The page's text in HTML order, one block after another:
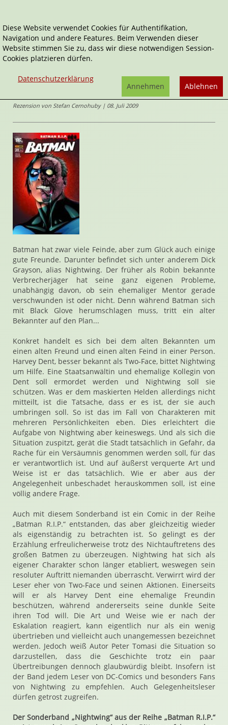
Home Comics Nightwing
Batman
Nightwing vonD. Kramer
Rezension von Stefan Cernohuby | 08. Juli 2009
Batman hat zwar viele Feinde, aber zum Glück auch einige
gute Freunde. Darunter befindet sich unter anderem Dick
Grayson, alias Nightwing. Der früher als Robin bekannte
Verbrecherjäger hat seine ganz eigenen Probleme,
unabhängig davon, ob sein ehemaliger Mentor gerade
verschwunden ist oder nicht. Denn während Batman sich
mit Black Glove herumschlagen muss, tritt ein alter
Bekannter auf den Plan...
Konkret handelt es sich bei dem alten Bekannten um
einen alten Freund und einen alten Feind in einer Person.
Harvey Dent, besser bekannt als Two-Face, bittet Nightwing
um Hilfe. Eine Staatsanwältin und ehemalige Kollegin von
Dent soll ermordet werden und Nightwing soll sie
schützen. Was er dem maskierten Helden allerdings nicht
mitteilt, ist die Tatsache, dass er es ist, der sie auch
umbringen soll. So ist das im Fall von Charakteren mit
mehreren Persönlichkeiten eben. Dies erleichtert die
Aufgabe von Nightwing aber keineswegs. Und als sich die
Situation zuspitzt, gerät die Stadt tatsächlich in Gefahr, da
Rache für ein Versäumnis genommen werden soll, für das
er verantwortlich ist. Und auf äußerst verquerte Art und
Weise ist er das tatsächlich. Wie er aber aus der
Angelegenheit unbeschadet herauskommen soll, ist eine
völlig andere Frage.
Auch mit diesem Sonderband ist ein Comic in der Reihe
„Batman R.I.P.“ entstanden, das aber gleichzeitig wieder
als eigenständig zu betrachten ist. So gelingt es der
Erzählung erfreulicherweise trotz des Nichtauftretens des
großen Batmen zu überzeugen. Nightwing hat sich als
eigener Charakter schon länger etabliert, weswegen sein
resoluter Auftritt niemanden überrascht. Verwirrt wird der
Leser eher von Two-Face und seinen Aktionen. Einerseits
will er als Harvey Dent eine ehemalige Freundin
beschützen, während andererseits seine dunkle Seite
ihren Tod will. Die Art und Weise wie er nach der
Eskalation reagiert, kann eigentlich nur als ein wenig
übertrieben und vielleicht auch unangemessen bezeichnet
werden. Jedoch weiß Autor Peter Tomasi die Situation so
darzustellen, dass die Geschichte trotz ein paar
Übertreibungen dennoch glaubwürdig bleibt. Insofern ist
der Band jedem Leser von DC-Comics und besonders Fans
von Nightwing zu empfehlen. Auch Gelegenheitsleser
dürfen getrost zugreifen.
Der Sonderband „Nightwing“ aus der Reihe „Batman R.I.P.“
Diese Website verwendet Cookies für Authentifikation,
Navigation und andere Features. Beim Verwenden dieser
Website stimmen Sie zu, dass wir diese notwendigen Session-
Cookies platzieren dürfen.
Datenschutzerklärung
Ablehnen
Annehmen